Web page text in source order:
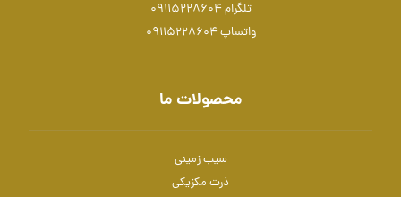
تلگرام 09115228604
واتساپ 09115228604
محصولات ما
سیب زمینی
ذرت مکزیکی